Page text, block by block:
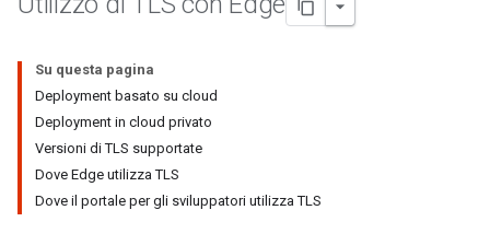
Su questa pagina
Deployment basato su cloud
Deployment in cloud privato
Versioni di TLS supportate
Dove Edge utilizza TLS
Dove il portale per gli sviluppatori utilizza TLS